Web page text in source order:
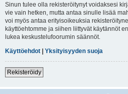
Sinun tulee olla rekisteröitynyt voidaksesi
vie vain hetken, mutta antaa sinulle lisää
voi myös antaa erityisoikeuksia
käyttöehtomme ja siihen liittyvät käytännöt
lukea keskustelufoorumin säännöt.
Käyttöehdot | Yksityisyyden suoja
Rekisteröidy